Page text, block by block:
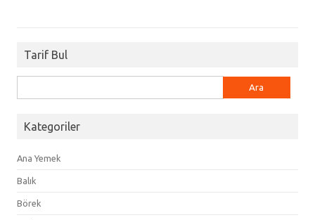
Tarif Bul
Kategoriler
Ana Yemek
Balık
Börek